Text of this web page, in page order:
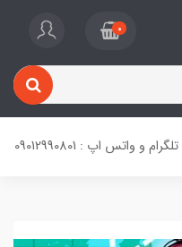
0
و واتس اپ : 09012990801